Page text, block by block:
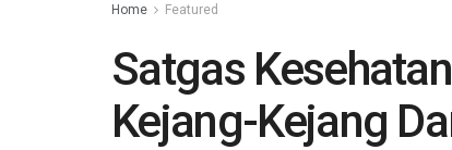
Home Featured
Satgas
Kejang-Kejang